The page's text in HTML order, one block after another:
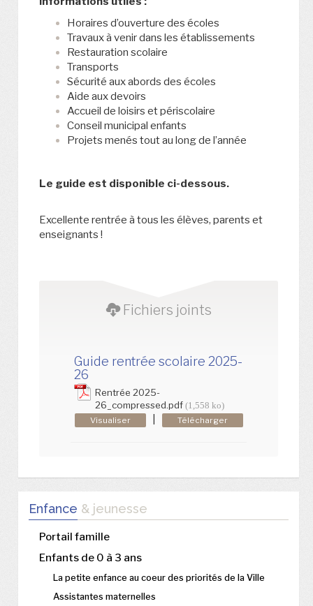
Horaires d’ouverture des écoles
Travaux à venir dans les établissements
Restauration scolaire
Transports
Sécurité aux abords des écoles
Aide aux devoirs
Accueil de loisirs et périscolaire
Conseil municipal enfants
Projets menés tout au long de l’année
Le guide est disponible ci-dessous.
Excellente rentrée à tous les élèves, parents et
enseignants !
Fichiers joints
Guide rentrée scolaire 2025-
26
Rentrée 2025-
26_compressed.pdf (1,558 ko)
Visualiser Télécharger
Enfance & jeunesse
Portail famille
Enfants de 0 à 3 ans
La petite enfance au coeur des priorités de la Ville
Assistantes maternelles